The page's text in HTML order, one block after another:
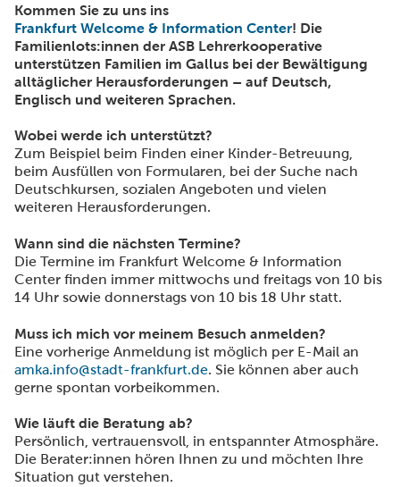
Kommen Sie zu uns ins
Frankfurt Welcome & Information Center! Die
Familienlots:innen der ASB Lehrerkooperative
unterstützen Familien im Gallus bei der Bewältigung
alltäglicher Herausforderungen – auf Deutsch,
Englisch und weiteren Sprachen.
Wobei werde ich unterstützt?
Zum Beispiel beim Finden einer Kinder-Betreuung,
beim Ausfüllen von Formularen, bei der Suche nach
Deutschkursen, sozialen Angeboten und vielen
weiteren Herausforderungen.
Wann sind die nächsten Termine?
Die Termine im Frankfurt Welcome & Information
Center finden immer mittwochs und freitags von 10 bis
14 Uhr sowie donnerstags von 10 bis 18 Uhr statt.
Muss ich mich vor meinem Besuch anmelden?
Eine vorherige Anmeldung ist möglich per E-Mail an
amka.info@stadt-frankfurt.de. Sie können aber auch
gerne spontan vorbeikommen.
Wie läuft die Beratung ab?
Persönlich, vertrauensvoll, in entspannter Atmosphäre.
Die Berater:innen hören Ihnen zu und möchten Ihre
Situation gut verstehen.